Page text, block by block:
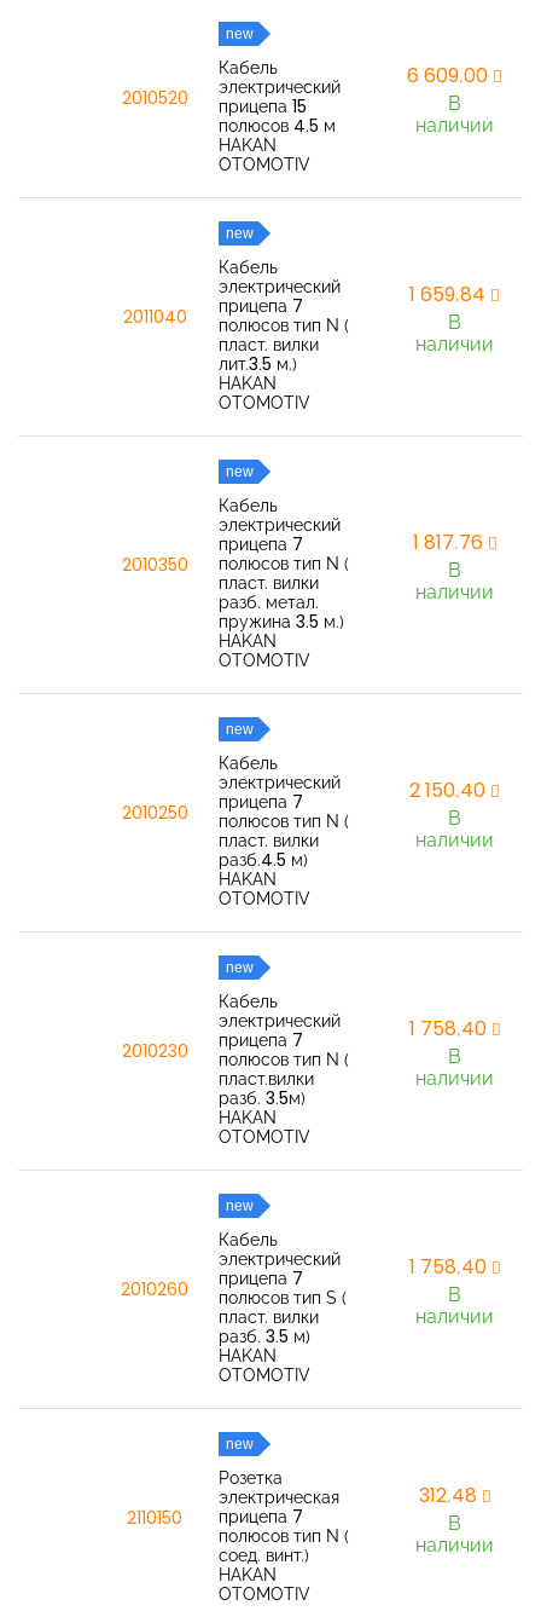
2010520
new
Кабель
электрический
прицепа 15
полюсов 4.5 м
HAKAN
OTOMOTIV
6 609,00
В
наличии
2011040
new
Кабель
электрический
прицепа 7
полюсов тип N (
пласт. вилки
лит.3.5 м.)
HAKAN
OTOMOTIV
1 659,84
В
наличии
2010350
new
Кабель
электрический
прицепа 7
полюсов тип N (
пласт. вилки
разб. метал.
пружина 3.5 м.)
HAKAN
OTOMOTIV
1 817,76
В
наличии
2010250
new
Кабель
электрический
прицепа 7
полюсов тип N (
пласт. вилки
разб.4.5 м)
HAKAN
OTOMOTIV
2 150,40
В
наличии
2010230
new
Кабель
электрический
прицепа 7
полюсов тип N (
пласт.вилки
разб. 3.5м)
HAKAN
OTOMOTIV
1 758,40
В
наличии
2010260
new
Кабель
электрический
прицепа 7
полюсов тип S (
пласт. вилки
разб. 3.5 м)
HAKAN
OTOMOTIV
1 758,40
В
наличии
2110150
new
Розетка
электрическая
прицепа 7
полюсов тип N (
соед. винт.)
HAKAN
OTOMOTIV
312,48
В
наличии